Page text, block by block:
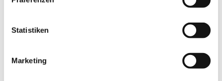
Statistiken
Marketing